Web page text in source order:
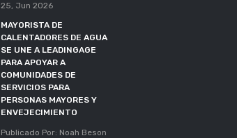
25, Jun 2026
MAYORISTA DE
CALENTADORES DE AGUA
SE UNE A LEADINGAGE
PARA APOYAR A
COMUNIDADES DE
SERVICIOS PARA
PERSONAS MAYORES Y
ENVEJECIMIENTO
Publicado Por: Noah Beson